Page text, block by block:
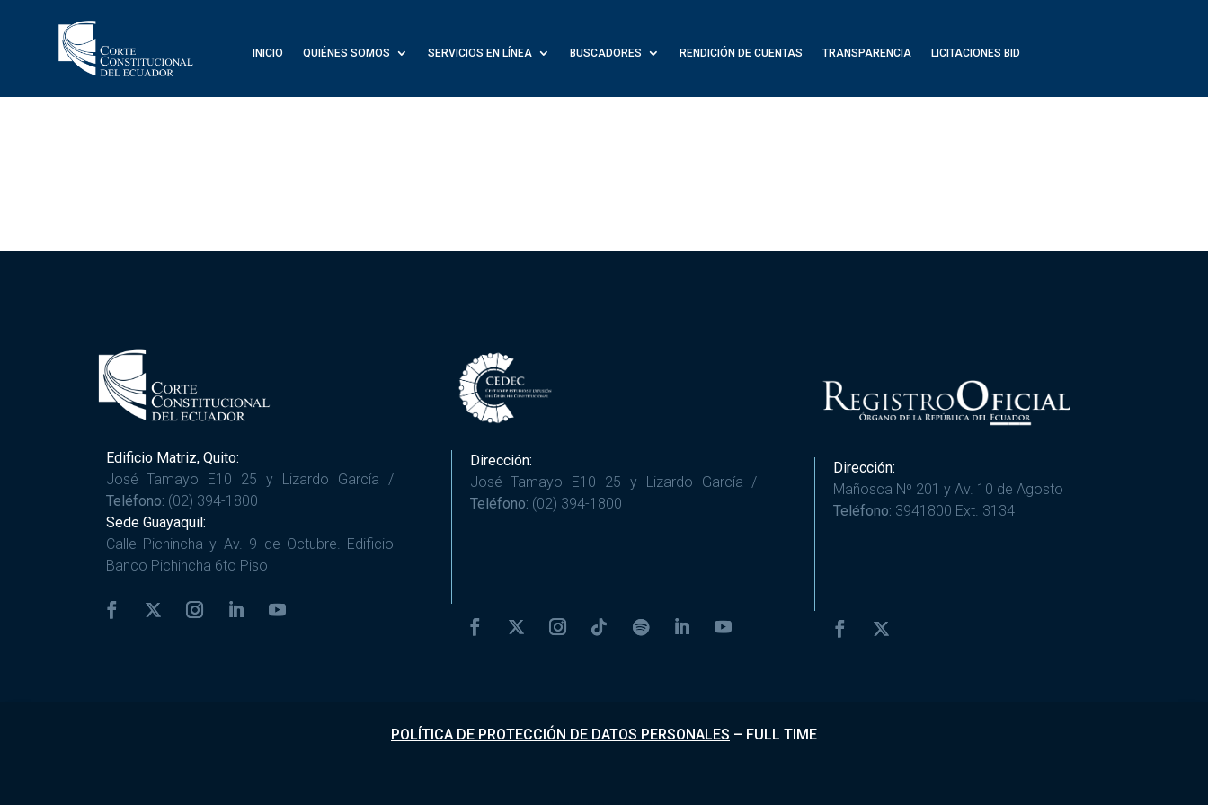
INICIO QUIÉNES SOMOS SERVICIOS EN LÍNEA BUSCADORES RENDICIÓN DE CUENTAS TRANSPARENCIA LICITACIONES BID
Edificio Matriz, Quito:
José Tamayo E10 25 y Lizardo García /
Teléfono: (02) 394-1800
Sede Guayaquil:
Calle Pichincha y Av. 9 de Octubre. Edificio
Banco Pichincha 6to Piso
Dirección:
José Tamayo E10 25 y Lizardo García /
Teléfono: (02) 394-1800
Dirección:
Mañosca Nº 201 y Av. 10 de Agosto
Teléfono: 3941800 Ext. 3134
POLÍTICA DE PROTECCIÓN DE DATOS PERSONALES – FULL TIME